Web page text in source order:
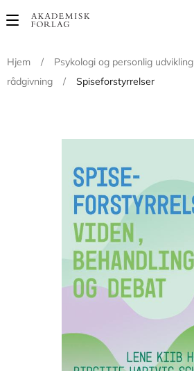
Main
Hjem
/ Psykologi og personlig udvikling
rådgivning
/ Spiseforstyrrelser